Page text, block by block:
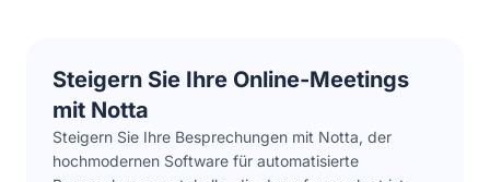
Steigern Sie Ihre Online-Meetings
mit Notta
Steigern Sie Ihre Besprechungen mit Notta, der
hochmodernen Software für automatisierte